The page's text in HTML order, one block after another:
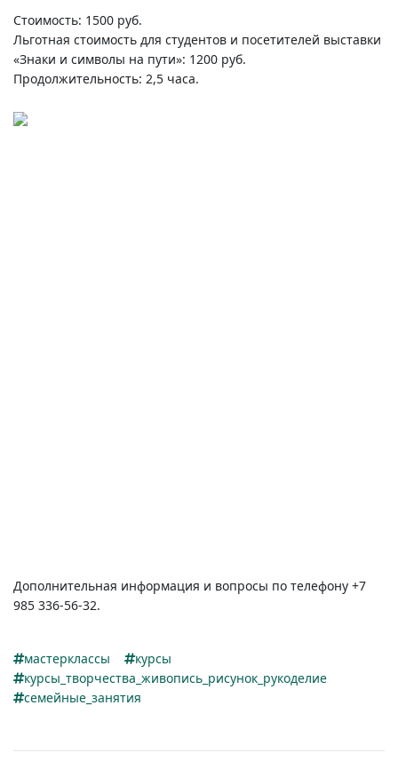
Стоимость: 1500 руб.
Льготная стоимость для студентов и посетителей выставки
«Знаки и символы на пути»: 1200 руб.
Продолжительность: 2,5 часа.
Дополнительная информация и вопросы по телефону +7
985 336-56-32.
мастерклассы
курсы
курсы_творчества_живопись_рисунок_рукоделие
семейные_занятия